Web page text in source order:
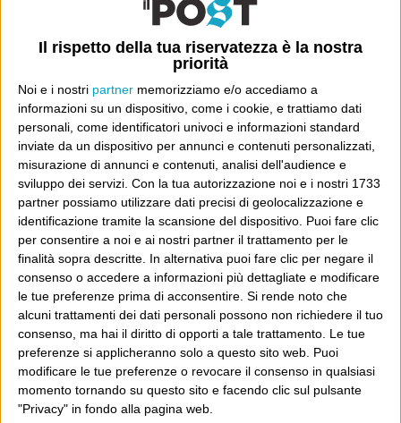
Il rispetto della tua riservatezza è la nostra
priorità
Noi e i nostri partner memorizziamo e/o accediamo a
informazioni su un dispositivo, come i cookie, e trattiamo dati
personali, come identificatori univoci e informazioni standard
inviate da un dispositivo per annunci e contenuti personalizzati,
misurazione di annunci e contenuti, analisi dell'audience e
sviluppo dei servizi. Con la tua autorizzazione noi e i nostri 1733
partner possiamo utilizzare dati precisi di geolocalizzazione e
identificazione tramite la scansione del dispositivo. Puoi fare clic
per consentire a noi e ai nostri partner il trattamento per le
finalità sopra descritte. In alternativa puoi fare clic per negare il
consenso o accedere a informazioni più dettagliate e modificare
le tue preferenze prima di acconsentire. Si rende noto che
alcuni trattamenti dei dati personali possono non richiedere il tuo
consenso, ma hai il diritto di opporti a tale trattamento. Le tue
preferenze si applicheranno solo a questo sito web. Puoi
modificare le tue preferenze o revocare il consenso in qualsiasi
momento tornando su questo sito e facendo clic sul pulsante
"Privacy" in fondo alla pagina web.
Luca Sofri Wittgenstein
POST PRECEDENTE
Sempre all’avanguardia
POST SUCCESSIVO
I’m only sleeping
E per i regali di Natale